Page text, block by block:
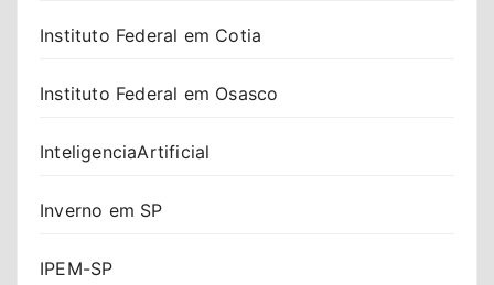
Instituto Federal em Cotia
Instituto Federal em Osasco
InteligenciaArtificial
Inverno em SP
IPEM-SP